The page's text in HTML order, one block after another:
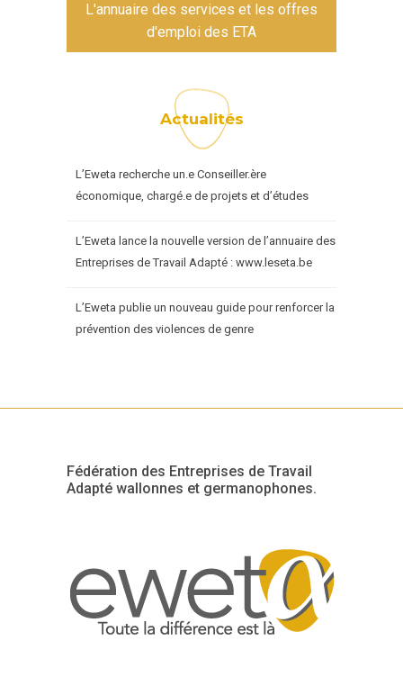
L'annuaire des services et les offres
d'emploi des ETA
Actualités
L’Eweta recherche un.e Conseiller.ère
économique, chargé.e de projets et d’études
L’Eweta lance la nouvelle version de l’annuaire des
Entreprises de Travail Adapté : www.leseta.be
L’Eweta publie un nouveau guide pour renforcer la
prévention des violences de genre
Fédération des Entreprises de Travail
Adapté wallonnes et germanophones.